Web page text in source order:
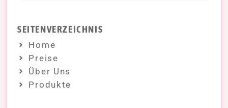
SEITENVERZEICHNIS
Home
Preise
Über Uns
Produkte